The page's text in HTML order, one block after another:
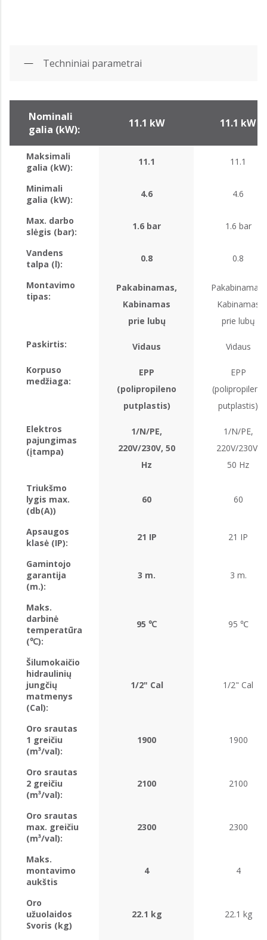
Techniniai parametrai
Nominali
galia (kW):
11.1 kW 11.1 kW
Maksimali
galia (kW):
11.1 11.1
Minimali
galia (kW):
4.6 4.6
Max. darbo
slėgis (bar):
1.6 bar 1.6 bar
Vandens
talpa (l):
0.8 0.8
Montavimo
tipas:
Pakabinamas,
Kabinamas
prie lubų
Pakabinamas,
Kabinamas
prie lubų
Paskirtis: Vidaus Vidaus
Korpuso
medžiaga:
EPP
(polipropileno
putplastis)
EPP
(polipropileno
putplastis)
Elektros
pajungimas
(įtampa)
1/N/PE,
220V/230V, 50
Hz
1/N/PE,
220V/230V,
50 Hz
Triukšmo
lygis max.
(db(A))
60 60
Apsaugos
klasė (IP):
21 IP 21 IP
Gamintojo
garantija
(m.):
3 m. 3 m.
Maks.
darbinė
temperatūra
(℃):
95 ℃ 95 ℃
Šilumokaičio
hidraulinių
jungčių
matmenys
(Cal):
1/2" Cal 1/2" Cal
Oro srautas
1 greičiu
(m³/val):
1900 1900
Oro srautas
2 greičiu
(m³/val):
2100 2100
Oro srautas
max. greičiu
(m³/val):
2300 2300
Maks.
montavimo
aukštis
4 4
Oro
užuolaidos
Svoris (kg)
22.1 kg 22.1 kg